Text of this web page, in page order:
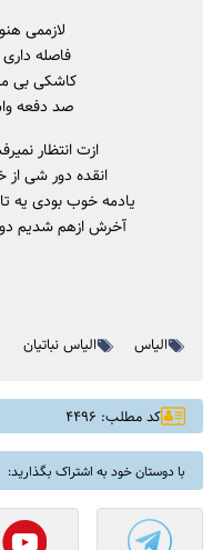
لازممی
فاصله
کاشکی بی
صد دفعه
ازت انتظار
انقده دور شی از
یادمه خوب بودی یه
آخرش ازهم شدیم
الیاس الیاس نباتیان
کد مطلب: ۴۴۹۶
با دوستان خود به اشتراک بگذارید: